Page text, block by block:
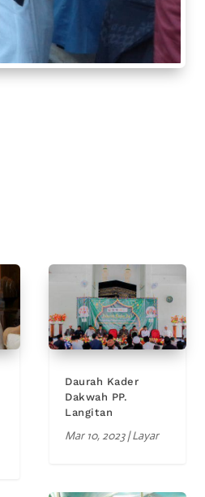
Daurah Kader
Dakwah PP.
Langitan
Mar 10, 2023|Layar